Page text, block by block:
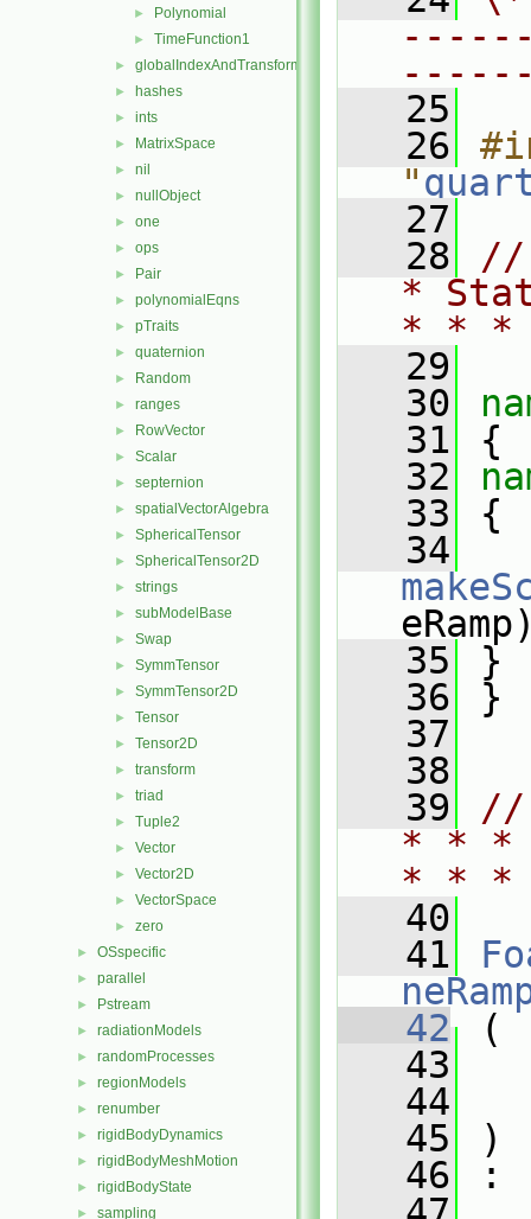
► Polynomial
► TimeFunction1
► globalIndexAndTransform
► hashes
► ints
► MatrixSpace
► nil
► nullObject
► one
► ops
► Pair
► polynomialEqns
► pTraits
► quaternion
► Random
► ranges
► RowVector
► Scalar
► septernion
► spatialVectorAlgebra
► SphericalTensor
► SphericalTensor2D
► strings
► subModelBase
► Swap
► SymmTensor
► SymmTensor2D
► Tensor
► Tensor2D
► transform
► triad
► Tuple2
► Vector
► Vector2D
► VectorSpace
► zero
► OSspecific
► parallel
► Pstream
► radiationModels
► randomProcesses
► regionModels
► renumber
► rigidBodyDynamics
► rigidBodyMeshMotion
► rigidBodyState
► sampling
   25
   26
"
   27
   28
//
*
* *
   29
   30
   31
{
   32
   33
{
   34
   35
}
   36
}
   37
   38
   39
//
* * *
* *
   40
   41
   42
(
   43
   44
   45
)
   46
: